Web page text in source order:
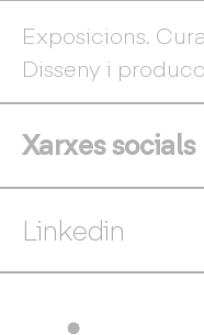
Exposicions.
Disseny i
Xarxes socials
Linkedin